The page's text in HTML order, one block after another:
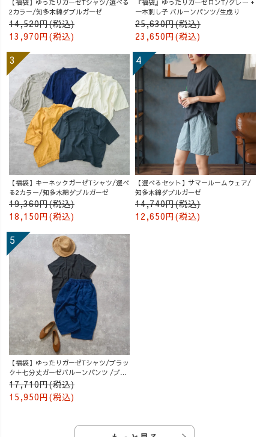
【福袋】ゆったりガーゼTシャツ/選べる
2カラー/知多木綿ダブルガーゼ
14,520円(税込)
13,970円(税込)
『福袋』ゆったりガーゼロンT/グレー +
一本刺し子 バルーンパンツ/生成り
25,630円(税込)
23,650円(税込)
【福袋】キーネックガーゼTシャツ/選べ
る2カラー/知多木綿ダブルガーゼ
19,360円(税込)
18,150円(税込)
【選べるセット】サマールームウェア/
知多木綿ダブルガーゼ
14,740円(税込)
12,650円(税込)
【福袋】ゆったりガーゼTシャツ/ブラッ
ク＋七分丈ガーゼバルーンパンツ /ブル
ー
17,710円(税込)
15,950円(税込)